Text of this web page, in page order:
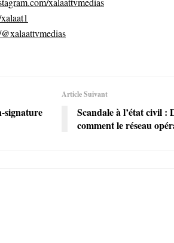
signature
Article Suivant
Scandale à l’état civil :
comment le réseau